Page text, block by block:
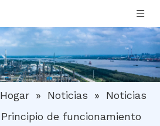
Hogar » Noticias »
Noticias
Principio de funcionamiento